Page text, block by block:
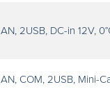
2USB, DC-in 12V,
COM, 2USB, Mini-